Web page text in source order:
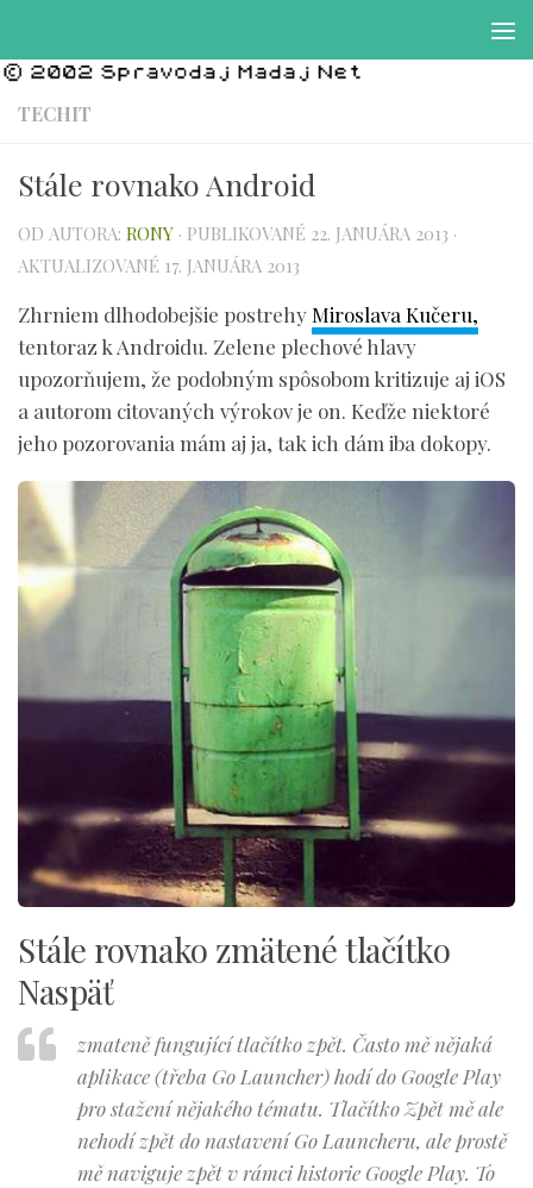
TECHIT
Stále rovnako Android
OD AUTORA: RONY · PUBLIKOVANÉ 22. JANUÁRA 2013 ·
AKTUALIZOVANÉ 17. JANUÁRA 2013
Zhrniem dlhodobejšie postrehyMiroslava Kučeru,
tentoraz k Androidu. Zelene plechové hlavy
upozorňujem, že podobným spôsobom kritizuje aj iOS
a autorom citovaných výrokov je on. Keďže niektoré
jeho pozorovania mám aj ja, tak ich dám iba dokopy.
Stále rovnako zmätené tlačítko
Naspäť
zmateně fungující tlačítko zpět. Často mě nějaká
aplikace (třeba Go Launcher) hodí do Google Play
pro stažení nějakého tématu. Tlačítko Zpět mě ale
nehodí zpět do nastavení Go Launcheru, ale prostě
mě naviguje zpět v rámci historie Google Play. To